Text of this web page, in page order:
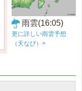
雨雲(16:05)
更に詳しい雨雲予想
（天なび）>